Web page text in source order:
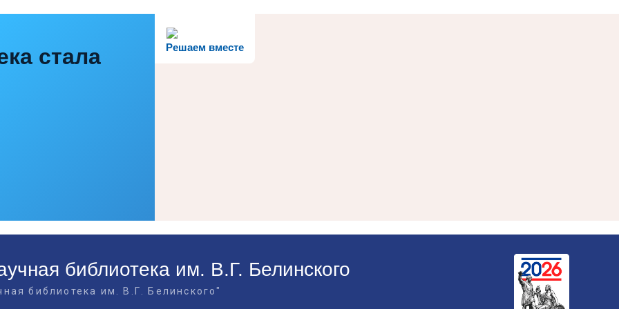
Решаем вместе
стала
библиотека им. В.Г. Белинского
библиотека им. В.Г. Белинского"